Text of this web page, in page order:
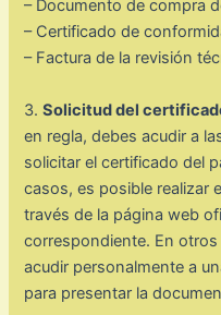
– Documento de compra
– Certificado de
– Factura de la revisión
3.Solicitud del
en regla, debes acudir a
solicitar el certificado del
casos, es posible realizar
través de la página web
correspondiente. En
acudir personalmente a
para presentar la